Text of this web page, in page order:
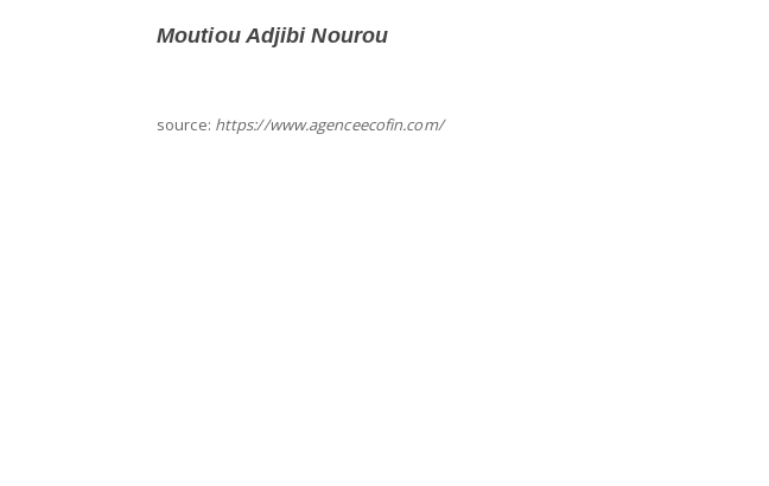
Moutiou Adjibi Nourou
source: https://www.agenceecofin.com/